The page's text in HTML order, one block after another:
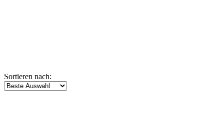
Sortieren nach: